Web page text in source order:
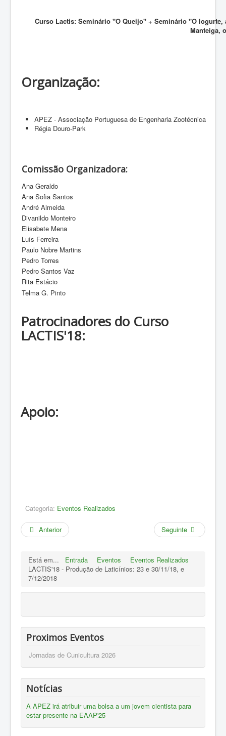
Curso Lactis: Seminário "O Queijo" + Seminário "O
Manteiga,
Organização:
APEZ - Associação Portuguesa de Engenharia Zootécnica
Régia Douro-Park
Comissão Organizadora:
Ana Geraldo
Ana Sofia Santos
André Almeida
Divanildo Monteiro
Elisabete Mena
Luís Ferreira
Paulo Nobre Martins
Pedro Torres
Pedro Santos Vaz
Rita Estácio
Telma G. Pinto
Patrocinadores do Curso
LACTIS'18:
Apoio:
Categoria: Eventos Realizados
Anterior Seguinte
Está em... Entrada Eventos
Eventos Realizados
LACTIS'18 - Produção de Laticínios: 23 e 30/11/18, e
7/12/2018
Proximos Eventos
Jornadas de Cunicultura 2026
Notícias
A APEZ irá atribuir uma bolsa a um jovem cientista para
estar presente na EAAP'25